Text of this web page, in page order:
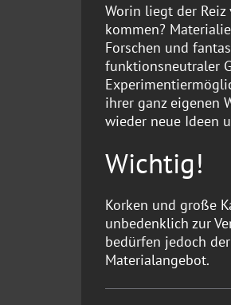
Worin liegt der
kommen?
Forschen und
funktionsneutraler
ihrer ganz eigenen
wieder neue Ideen
Wichtig!
Korken und große
unbedenklich zur
bedürfen jedoch
Materialangebot.